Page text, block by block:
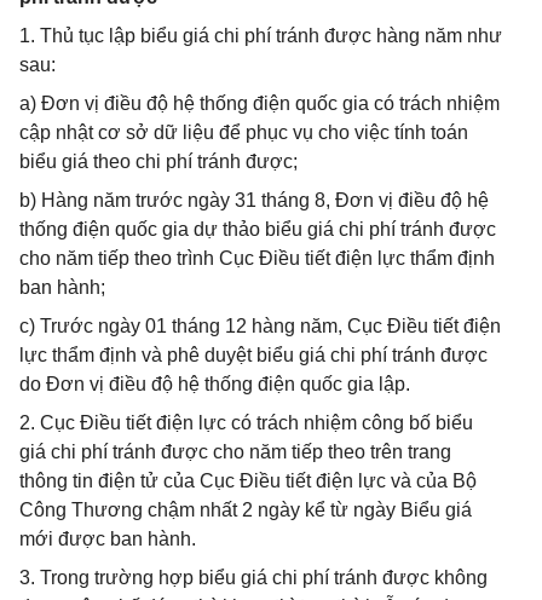
1. Thủ tục lập biểu giá chi phí tránh được hàng năm như
sau:
a) Đơn vị điều độ hệ thống điện quốc gia có trách nhiệm
cập nhật cơ sở dữ liệu để phục vụ cho việc tính toán
biểu giá theo chi phí tránh được;
b) Hàng năm trước ngày 31 tháng 8, Đơn vị điều độ hệ
thống điện quốc gia dự thảo biểu giá chi phí tránh được
cho năm tiếp theo trình Cục Điều tiết điện lực thẩm định
ban hành;
c) Trước ngày 01 tháng 12 hàng năm, Cục Điều tiết điện
lực thẩm định và phê duyệt biểu giá chi phí tránh được
do Đơn vị điều độ hệ thống điện quốc gia lập.
2. Cục Điều tiết điện lực có trách nhiệm công bố biểu
giá chi phí tránh được cho năm tiếp theo trên trang
thông tin điện tử của Cục Điều tiết điện lực và của Bộ
Công Thương chậm nhất 2 ngày kể từ ngày Biểu giá
mới được ban hành.
3. Trong trường hợp biểu giá chi phí tránh được không